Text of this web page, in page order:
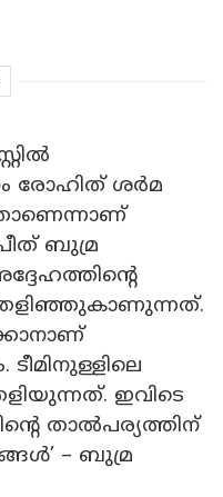
രോഹിത് ശർമ
ബുമ്ര
ഇവിടെ
താൽപര്യത്തിന്
– ബുമ്ര